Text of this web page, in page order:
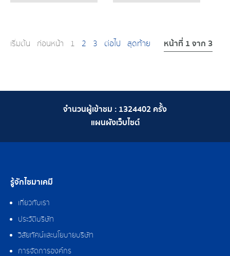
เริ่มต้น ก่อนหน้า 1 2 3 ต่อไป สุดท้าย หน้าที่ 1 จาก 3
จำนวนผู้เข้าชม : 1324402 ครั้ง
แผนผังเว็บไซต์
รู้จักไซมาเคมี
เกี่ยวกับเรา
ประวัติบริษัท
วิสัยทัศน์และนโยบายบริษัท
การจัดการองค์กร